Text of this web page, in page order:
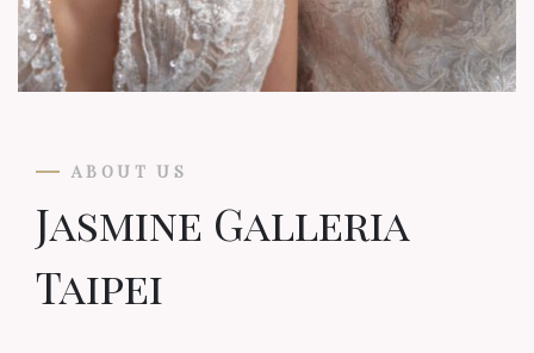
ABOUT US
Jasmine Galleria
Taipei